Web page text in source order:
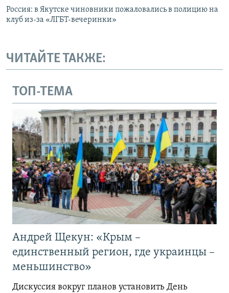
Россия: в Якутске чиновники пожаловались в полицию на
клуб из-за «ЛГБТ-вечеринки»
ЧИТАЙТЕ ТАКЖЕ:
ТОП-ТЕМА
Андрей Щекун: «Крым –
единственный регион, где украинцы –
меньшинство»
Дискуссия вокруг планов установить День